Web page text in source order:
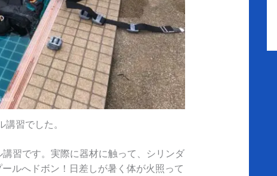
習でした。
習です。実際に器材に触って、シリンダ
ルへドボン！日差しが暑く体が火照って